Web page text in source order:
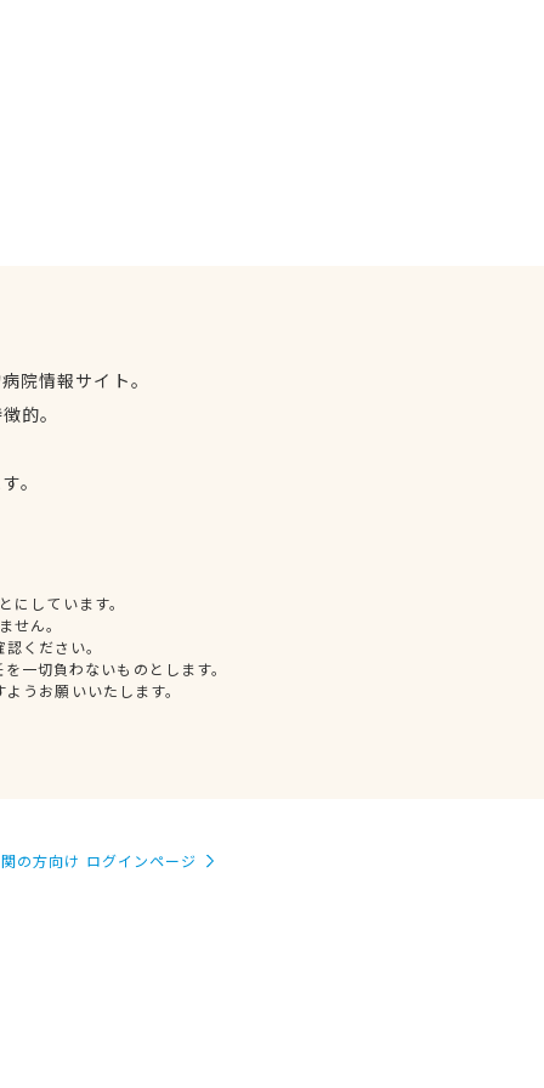
院情報サイト。
的。
。
しています。
せん。
ください。
一切負わないものとします。
うお願いいたします。
の方向け ログインページ